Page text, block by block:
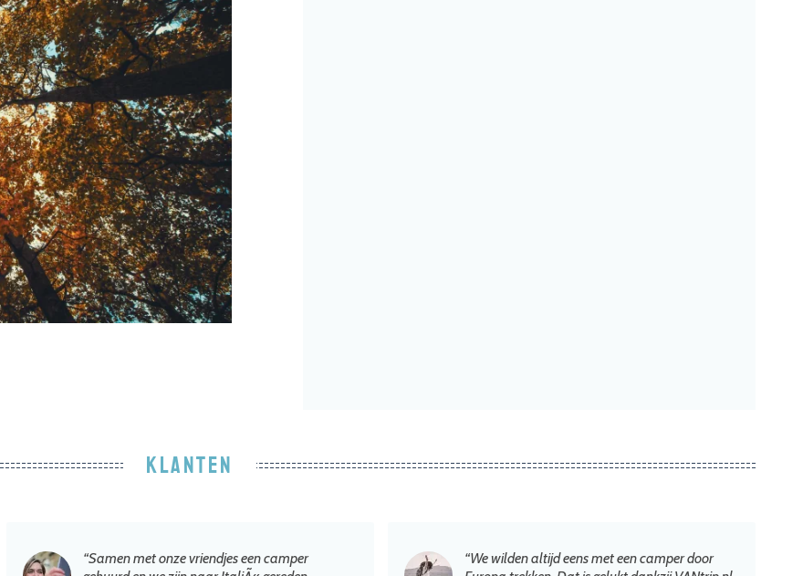
KLANTEN
“Samen met onze vriendjes een camper
“We wilden altijd eens met een camper door